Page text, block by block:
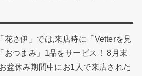
花さ伊」では,来店時に「Vetterを見
おつまみ」1品をサービス！ 8月末
盆休み期間中にお1人で来店された